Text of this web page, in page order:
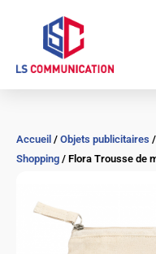
contenu
Accueil / Objets publicitaires /
Shopping / Flora Trousse de